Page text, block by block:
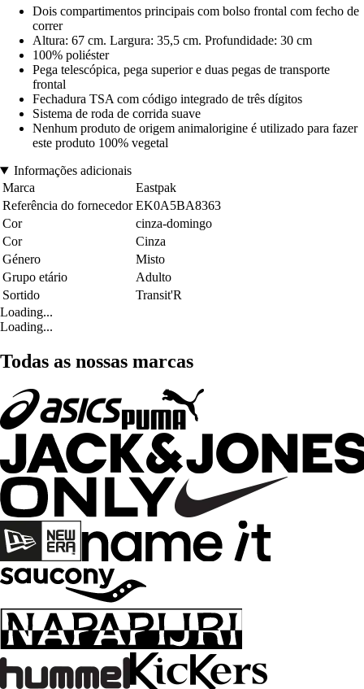
Dois compartimentos principais com bolso frontal com fecho de
correr
Altura: 67 cm. Largura: 35,5 cm. Profundidade: 30 cm
100% poliéster
Pega telescópica, pega superior e duas pegas de transporte
frontal
Fechadura TSA com código integrado de três dígitos
Sistema de roda de corrida suave
Nenhum produto de origem animalorigine é utilizado para fazer
este produto 100% vegetal
Informações adicionais
Marca
Eastpak
Referência do fornecedor EK0A5BA8363
Cor
cinza-domingo
Cor
Cinza
Género
Misto
Grupo etário
Adulto
Sortido
Transit'R
Loading...
Loading...
Todas as nossas marcas